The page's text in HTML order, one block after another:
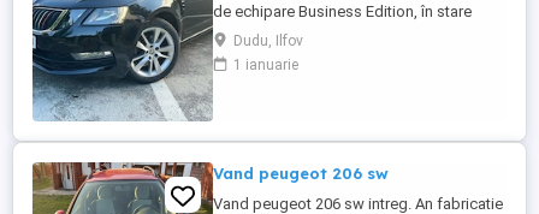
de echipare Business Edition, în stare
excelentă Este o mașină de familie extrem
de spațioasă, confortabilă și economică,
motorul fiind dotat cu tehnologia ACT
Portbagaj de 610 litri ...
Dudu, Ilfov
1 ianuarie
Vand peugeot 206 sw
Vand peugeot 206 sw intreg. An fabricatie